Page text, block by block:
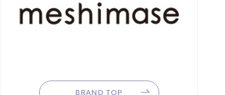
なめらかで肌あたりのよいお湯に。37～41度のぬるま湯に、ゆったり
とリラックスしながら15分以上入浴するのがおすすめです。
●重炭酸*2
BRAND TOP